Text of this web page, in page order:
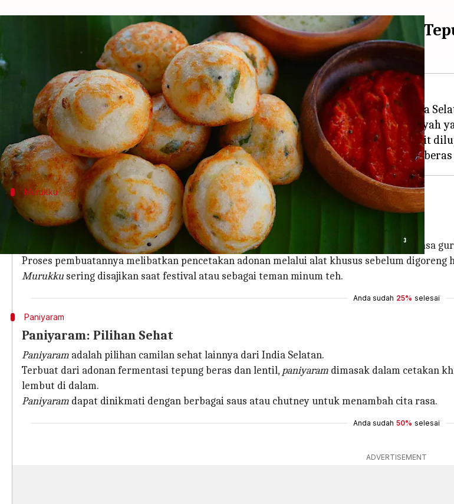
Camilan Renyah dari India Selatan denga Bahan Dasar
Jan 20, 2026 11:46 am
Apa ceritanya
Tepung beras adalah bahan serbaguna yang sering digunakan dalam masakan India
Salah satu cara terbaik untuk menikmatinya adalah dengan membuat camilan renyah
Camilan ini tidak hanya mudah dibuat, tetapi juga menawarkan rasa unik yang sulit
Murukku
Murukku: Camilan Tradisional
Murukku
adalah salah satu camilan paling populer di India Selatan.
Dibuat dari campuran tepung beras dan lentil, murukku memiliki tekstur renyah dan rasa
Proses pembuatannya melibatkan pencetakan adonan melalui alat khusus sebelum digoreng
Murukku sering disajikan saat festival atau sebagai teman minum teh.
Anda sudah 25% selesai
Paniyaram
Paniyaram: Pilihan Sehat
Paniyaram adalah pilihan camilan sehat lainnya dari India Selatan.
Terbuat dari adonan fermentasi tepung beras dan lentil, paniyaram dimasak dalam cetakan
lembut di dalam.
Paniyaram dapat dinikmati dengan berbagai saus atau chutney untuk menambah cita rasa.
Anda sudah 50% selesai
ADVERTISEMENT